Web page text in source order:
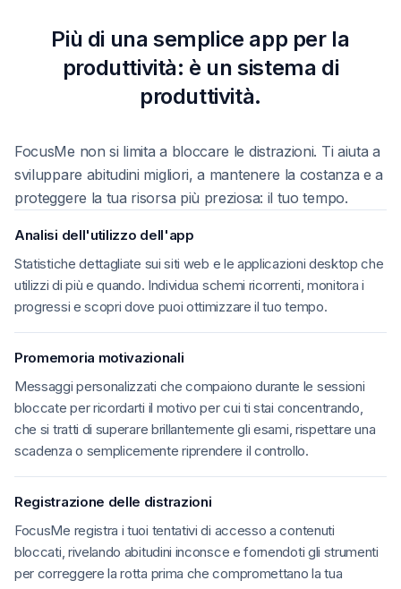
Più di una semplice app per la
produttività: è un sistema di
produttività.
FocusMe non si limita a bloccare le distrazioni. Ti aiuta a
sviluppare abitudini migliori, a mantenere la costanza e a
proteggere la tua risorsa più preziosa: il tuo tempo.
Analisi dell'utilizzo dell'app
Statistiche dettagliate sui siti web e le applicazioni desktop che
utilizzi di più e quando. Individua schemi ricorrenti, monitora i
progressi e scopri dove puoi ottimizzare il tuo tempo.
Promemoria motivazionali
Messaggi personalizzati che compaiono durante le sessioni
bloccate per ricordarti il motivo per cui ti stai concentrando,
che si tratti di superare brillantemente gli esami, rispettare una
scadenza o semplicemente riprendere il controllo.
Registrazione delle distrazioni
FocusMe registra i tuoi tentativi di accesso a contenuti
bloccati, rivelando abitudini inconsce e fornendoti gli strumenti
per correggere la rotta prima che compromettano la tua